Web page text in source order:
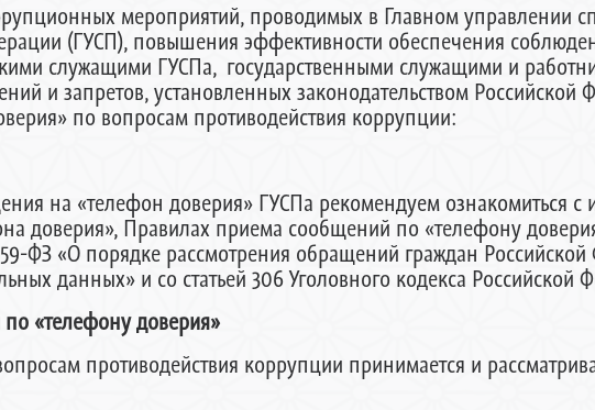
мероприятий, проводимых в Главном управлении
(ГУСП), повышения эффективности обеспечения
служащими ГУСПа, государственными служащими и
и запретов, установленных законодательством Российской
по вопросам противодействия коррупции:
на «телефон доверия» ГУСПа рекомендуем ознакомиться
доверия», Правилах приема сообщений по «телефону
ФЗ «О порядке рассмотрения обращений граждан
данных» и со статьей 306 Уголовного кодекса Российской
«телефону доверия»
противодействия коррупции принимается и